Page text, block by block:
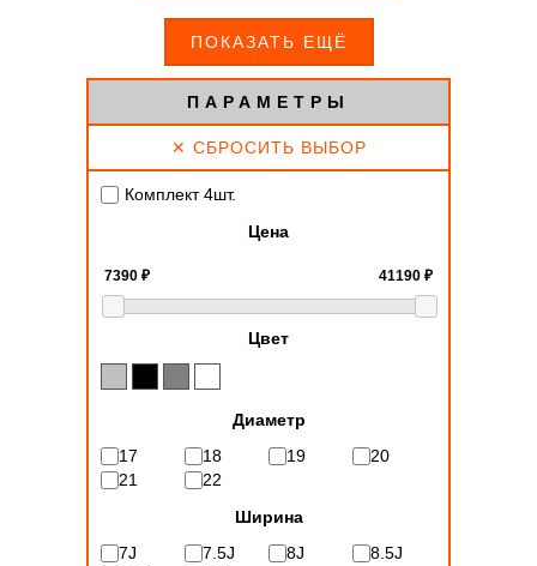
ПОКАЗАТЬ ЕЩЁ
ПАРАМЕТРЫ
✕ СБРОСИТЬ ВЫБОР
Комплект 4шт.
Цена
Цвет
Диаметр
17
18 19
20
21
22
Ширина
7J
7.5J 8J
8.5J